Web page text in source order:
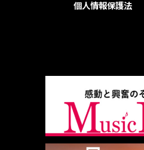
個人情報保護法